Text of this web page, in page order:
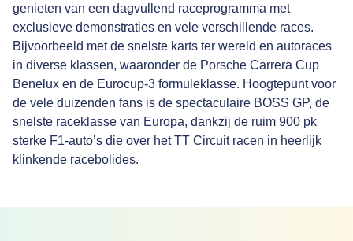
genieten van een dagvullend raceprogramma met
exclusieve demonstraties en vele verschillende races.
Bijvoorbeeld met de snelste karts ter wereld en autoraces
in diverse klassen, waaronder de Porsche Carrera Cup
Benelux en de Eurocup-3 formuleklasse. Hoogtepunt voor
de vele duizenden fans is de spectaculaire BOSS GP, de
snelste raceklasse van Europa, dankzij de ruim 900 pk
sterke F1-auto’s die over het TT Circuit racen in heerlijk
klinkende racebolides.